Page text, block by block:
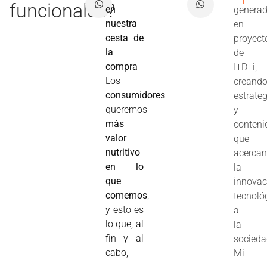
funcionales?
en
nuestra
cesta de
la
compra
Los
consumidores
queremos
más
valor
nutritivo
en lo
que
comemos
y esto es
lo que, al
fin y al
cabo,
en
de
I+D+i,
y
que
acercan
la
a
la
Mi